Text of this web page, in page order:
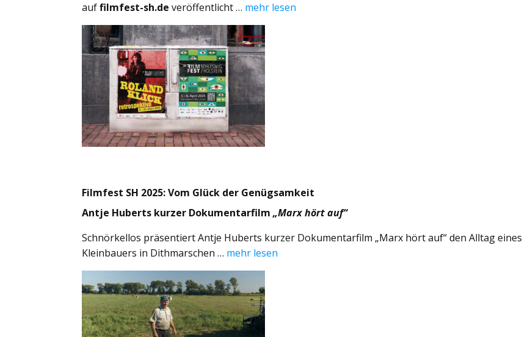
auffilmfest-sh.de veröffentlicht … mehr lesen
Filmfest SH 2025: Vom Glück der Genügsamkeit
Antje Huberts kurzer Dokumentarfilm„Marx hört auf“
Schnörkellos präsentiert Antje Huberts kurzer Dokumentarfilm „Marx hört auf“ den Alltag eines
Kleinbauers in Dithmarschen … mehr lesen